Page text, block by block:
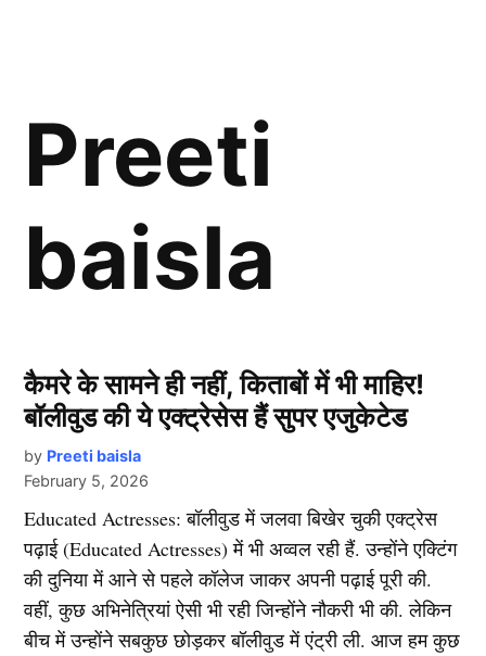
Preeti
baisla
कैमरे के सामने ही नहीं, किताबों में भी माहिर!
बॉलीवुड की ये एक्ट्रेसेस हैं सुपर एजुकेटेड
by Preeti baisla
February 5, 2026
Educated Actresses: बॉलीवुड में जलवा बिखेर चुकी एक्ट्रेस
पढ़ाई (Educated Actresses) में भी अव्वल रही हैं. उन्होंने एक्टिंग
की दुनिया में आने से पहले कॉलेज जाकर अपनी पढ़ाई पूरी की.
वहीं, कुछ अभिनेत्रियां ऐसी भी रही जिन्होंने नौकरी भी की. लेकिन
बीच में उन्होंने सबकुछ छोड़कर बॉलीवुड में एंट्री ली. आज हम कुछ